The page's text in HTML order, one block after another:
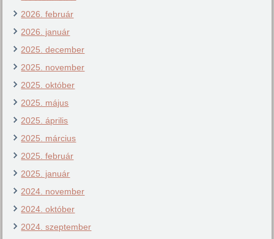
2026. február
2026. január
2025. december
2025. november
2025. október
2025. május
2025. április
2025. március
2025. február
2025. január
2024. november
2024. október
2024. szeptember